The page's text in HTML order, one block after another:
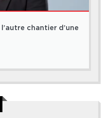
chantier d’une